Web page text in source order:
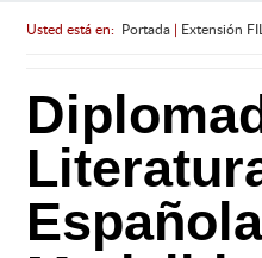
Usted está en: Portada| Extensión